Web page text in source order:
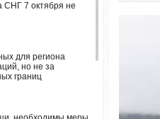
СНГ 7 октября не
для региона
но не за
границ